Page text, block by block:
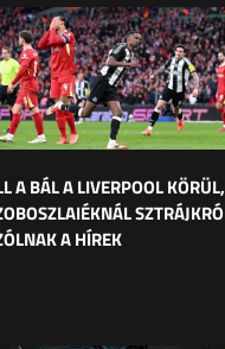
A BÁL A LIVERPOOL KÖRÜL,
A HÍREK